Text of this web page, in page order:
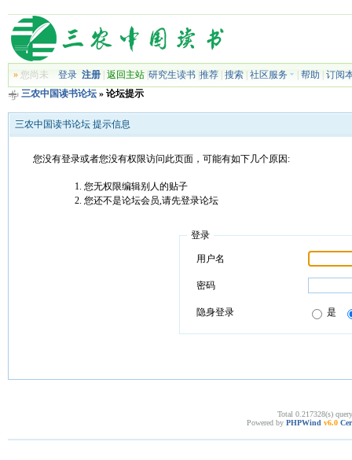
»您尚未 登录 注册| 返回主站| 研究生读书| 推荐| 搜索| 社区服务 帮助
订阅
三农中国读书论坛» 论坛提示
三农中国读书论坛 提示信息
您没有登录或者您没有权限访问此页面，可能有如下几个原因:
您无权限编辑别人的贴子
您还不是论坛会员,请先登录论坛
登录
用户名
密码
隐身登录 是
Total 0.217328(s)
Powered by PHPWind v6.0